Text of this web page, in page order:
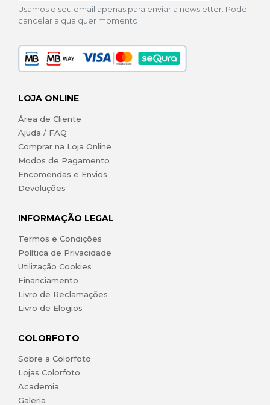
Usamos o seu email apenas para enviar a newsletter. Pode
cancelar a qualquer momento.
LOJA ONLINE
Área de Cliente
Ajuda / FAQ
Comprar na Loja Online
Modos de Pagamento
Encomendas e Envios
Devoluções
INFORMAÇÃO LEGAL
Termos e Condições
Política de Privacidade
Utilização Cookies
Financiamento
Livro de Reclamações
Livro de Elogios
COLORFOTO
Sobre a Colorfoto
Lojas Colorfoto
Academia
Galeria